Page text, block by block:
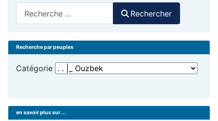
Rechercher
Recherche par peuples
Catégorie
en savoir plus sur ...